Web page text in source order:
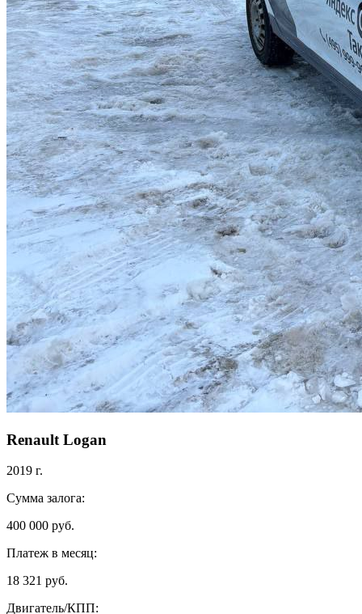
Renault Logan
2019 г.
Сумма залога:
400 000 руб.
Платеж в месяц:
18 321 руб.
Двигатель/КПП: